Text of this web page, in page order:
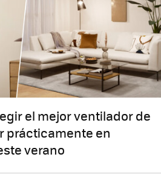
el mejor ventilador de
prácticamente en
verano